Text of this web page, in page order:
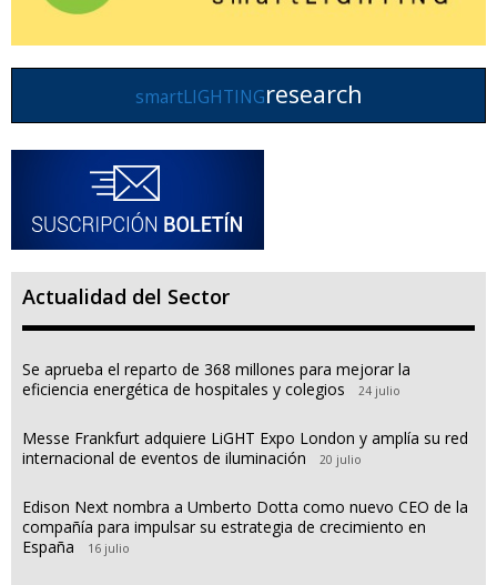
smartLIGHTINGresearch
Actualidad del Sector
Se aprueba el reparto de 368 millones para mejorar la
eficiencia energética de hospitales y colegios
24 julio
Messe Frankfurt adquiere LiGHT Expo London y amplía su red
internacional de eventos de iluminación
20 julio
Edison Next nombra a Umberto Dotta como nuevo CEO de la
compañía para impulsar su estrategia de crecimiento en
España
16 julio